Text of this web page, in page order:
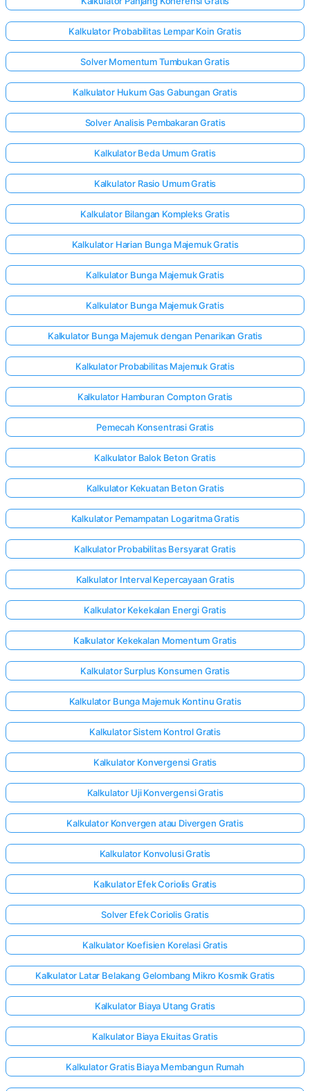
Kalkulator Probabilitas Lempar Koin Gratis
Solver Momentum Tumbukan Gratis
Kalkulator Hukum Gas Gabungan Gratis
Solver Analisis Pembakaran Gratis
Kalkulator Beda Umum Gratis
Kalkulator Rasio Umum Gratis
Kalkulator Bilangan Kompleks Gratis
Kalkulator Harian Bunga Majemuk Gratis
Kalkulator Bunga Majemuk Gratis
Kalkulator Bunga Majemuk Gratis
Kalkulator Bunga Majemuk dengan Penarikan Gratis
Kalkulator Probabilitas Majemuk Gratis
Kalkulator Hamburan Compton Gratis
Pemecah Konsentrasi Gratis
Kalkulator Balok Beton Gratis
Kalkulator Kekuatan Beton Gratis
Kalkulator Pemampatan Logaritma Gratis
Kalkulator Probabilitas Bersyarat Gratis
Kalkulator Interval Kepercayaan Gratis
Kalkulator Kekekalan Energi Gratis
Kalkulator Kekekalan Momentum Gratis
Kalkulator Surplus Konsumen Gratis
Kalkulator Bunga Majemuk Kontinu Gratis
Kalkulator Sistem Kontrol Gratis
Kalkulator Konvergensi Gratis
Kalkulator Uji Konvergensi Gratis
Kalkulator Konvergen atau Divergen Gratis
Kalkulator Konvolusi Gratis
Kalkulator Efek Coriolis Gratis
Solver Efek Coriolis Gratis
Kalkulator Koefisien Korelasi Gratis
Kalkulator Latar Belakang Gelombang Mikro Kosmik Gratis
Kalkulator Biaya Utang Gratis
Kalkulator Biaya Ekuitas Gratis
Kalkulator Gratis Biaya Membangun Rumah